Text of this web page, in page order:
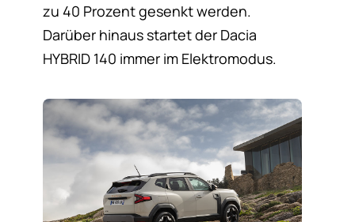
zu 40 Prozent gesenkt werden.
Darüber hinaus startet der Dacia
HYBRID 140 immer im Elektromodus.